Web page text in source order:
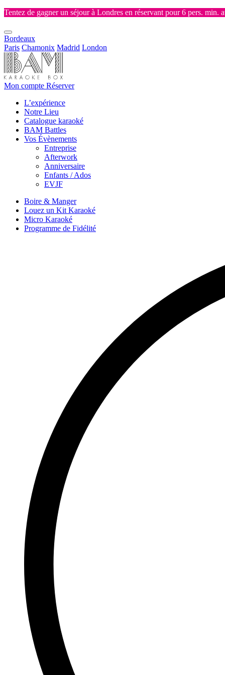
Tentez de gagner un séjour à Londres en réservant pour 6 pers. min.
Bordeaux
Paris Chamonix Madrid London
Mon compte Réserver
L’expérience
Notre Lieu
Catalogue karaoké
BAM Battles
Vos Évènements
Entreprise
Afterwork
Anniversaire
Enfants / Ados
EVJF
Boire & Manger
Louez un Kit Karaoké
Micro Karaoké
Programme de Fidélité